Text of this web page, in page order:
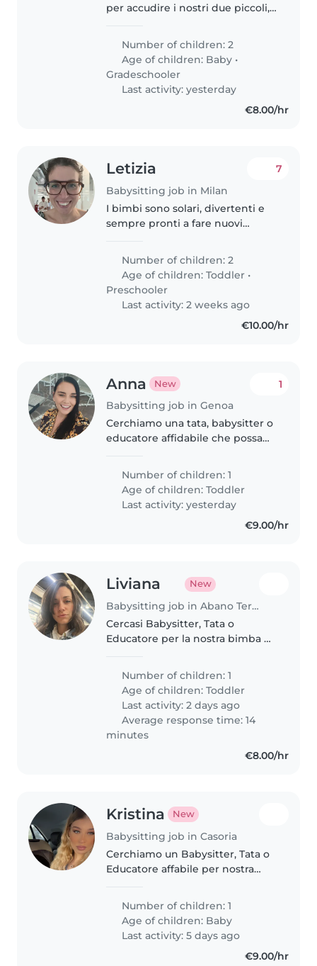
per accudire i nostri due piccoli,
di 6 anni che da settembre
andrà alle elementari. Avremmo
bisogno di una babysitter,..
Number of children: 2
Age of children: Baby •
Gradeschooler
Last activity: yesterday
€8.00/hr
Letizia
Babysitting job in Milan
7
I bimbi sono solari, divertenti e
sempre pronti a fare nuovi
qualcuno da "includere" nella
famiglia.
Number of children: 2
Age of children:Toddler •
Preschooler
Last activity: 2 weeks ago
€10.00/hr
Anna New
Babysitting job in Genoa
1
Cerchiamo una tata, babysitter o
educatore affidabile che possa
nostro bimbo di 3 anni. Dovrà
essere a suo agio anche con
faccende leggere e
preferibilmente..
Number of children: 1
Age of children:Toddler
Last activity: yesterday
€9.00/hr
Liviana New
Babysitting job in Abano Terme
Cercasi Babysitter, Tata o
Educatore per la nostra bimba di
molto richiede affidabilità e
passione per l'infanzia. La
presenza è presso abitazione o
hotel...
Number of children: 1
Age of children:Toddler
Last activity: 2 days ago
Average response time: 14
minutes
€8.00/hr
Kristina New
Babysitting job in Casoria
Cerchiamo un Babysitter, Tata o
Educatore affabile per nostra
suo agio con animali siccome
abbiamo un bulldog francese
molto “energico” e dare
qualche..
Number of children: 1
Age of children: Baby
Last activity: 5 days ago
€9.00/hr